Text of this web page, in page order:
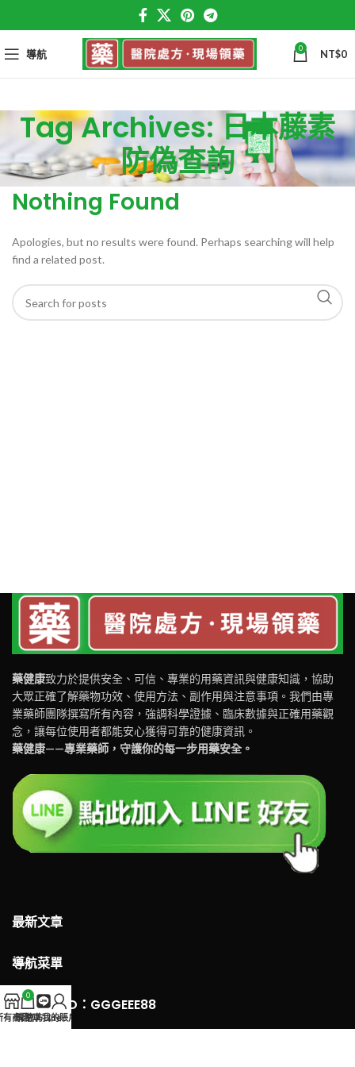
導航 0 NT$0
Tag Archives: 日本藤素
防偽查詢
Nothing Found
Apologies, but no results were found. Perhaps searching will help
find a related post.
藥健康致力於提供安全、可信、專業的用藥資訊與健康知識，協助
大眾正確了解藥物功效、使用方法、副作用與注意事項。我們由專
業藥師團隊撰寫所有內容，強調科學證據、臨床數據與正確用藥觀
念，讓每位使用者都能安心獲得可靠的健康資訊。
藥健康——專業藥師，守護你的每一步用藥安全。
最新文章
導航菜單
LINE 客服ID：GGGEEE88
有商品
0
購物車官方Line
我的賬戶